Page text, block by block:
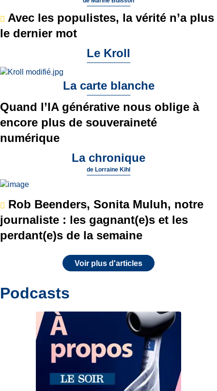
Avec les populistes, la vérité n’a plus
le dernier mot
Le Kroll
La carte blanche
Quand l’IA générative nous oblige à
encore plus de souveraineté
numérique
La chronique
de Lorraine Kihl
Rob Beenders, Sonita Muluh, notre
journaliste : les gagnant(e)s et les
perdant(e)s de la semaine
Voir plus d'articles
Podcasts